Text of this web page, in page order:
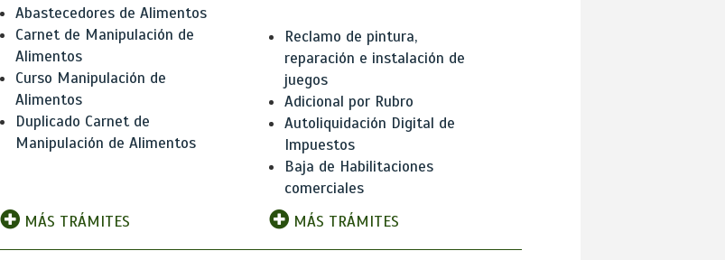
Abastecedores de Alimentos
Carnet de Manipulación de
Alimentos
Curso Manipulación de
Alimentos
Duplicado Carnet de
Manipulación de Alimentos
MÁS TRÁMITES
Reclamo de pintura,
reparación e instalación de
juegos
Adicional por Rubro
Autoliquidación Digital de
Impuestos
Baja de Habilitaciones
comerciales
MÁS TRÁMITES